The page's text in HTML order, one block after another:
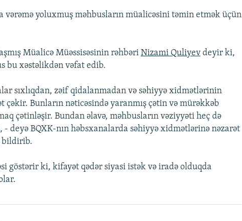
vərəmə yoluxmuş məhbusların müalicəsini təmin etmək üçün
Müalicə Müəssisəsinin rəhbəri Nizami Quliyev deyir ki,
bu xəstəlikdən vəfat edib.
sıxlıqdan, zəif qidalanmadan və səhiyyə xidmətlərinin
çəkir. Bunların nəticəsində yaranmış çətin və mürəkkəb
çətinləşir. Bundan əlavə, məhbusların vəziyyəti heç də
deyə BQXK-nın həbsxanalarda səhiyyə xidmətlərinə nəzarət
bildirib.
göstərir ki, kifayət qədər siyasi istək və iradə olduqda